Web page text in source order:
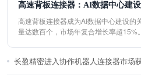
高速背板连接器：AI数据中心建
高速背板连接器成为AI数据中心建设的
量达数百个，市场年复合增长率超15%。
长盈精密进入协作机器人连接器市场